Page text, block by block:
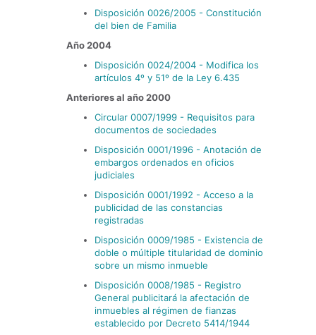
Disposición 0026/2005 - Constitución
del bien de Familia
Año 2004
Disposición 0024/2004 - Modifica los
artículos 4º y 51º de la Ley 6.435
Anteriores al año 2000
Circular 0007/1999 - Requisitos para
documentos de sociedades
Disposición 0001/1996 - Anotación de
embargos ordenados en oficios
judiciales
Disposición 0001/1992 - Acceso a la
publicidad de las constancias
registradas
Disposición 0009/1985 - Existencia de
doble o múltiple titularidad de dominio
sobre un mismo inmueble
Disposición 0008/1985 - Registro
General publicitará la afectación de
inmuebles al régimen de fianzas
establecido por Decreto 5414/1944